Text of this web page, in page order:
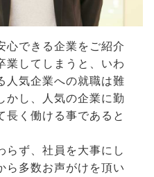
心できる企業をご紹介
業してしまうと、いわ
人気企業への就職は難
かし、人気の企業に勤
長く働ける事であると
らず、社員を大事にし
ら多数お声がけを頂い